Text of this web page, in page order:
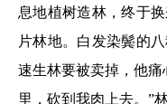
息地植树造林，终于
片林地。白发染鬓的
速生林要被卖掉，他
里，砍到我肉上去。”